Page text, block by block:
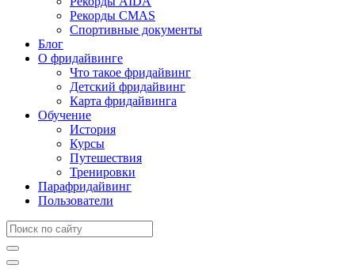
Рекорды CMAS
Спортивные документы
Блог
О фридайвинге
Что такое фридайвинг
Детский фридайвинг
Карта фридайвинга
Обучение
История
Курсы
Путешествия
Тренировки
Парафридайвинг
Пользователи